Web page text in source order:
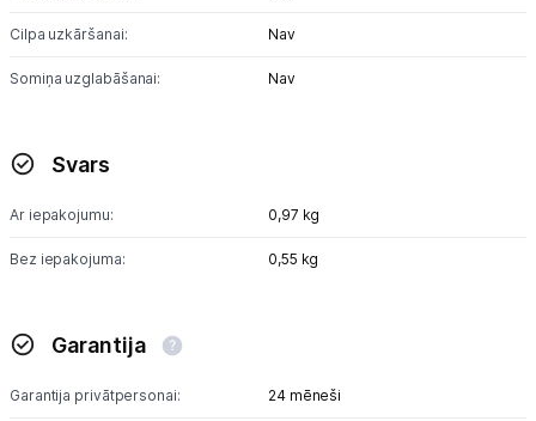
Informācija
Cilpa uzkāršanai: Nav
Somiņa uzglabāšanai: Nav
Svars
Ar iepakojumu: 0,97 kg
Bez iepakojuma: 0,55 kg
Garantija
Garantija privātpersonai: 24 mēneši